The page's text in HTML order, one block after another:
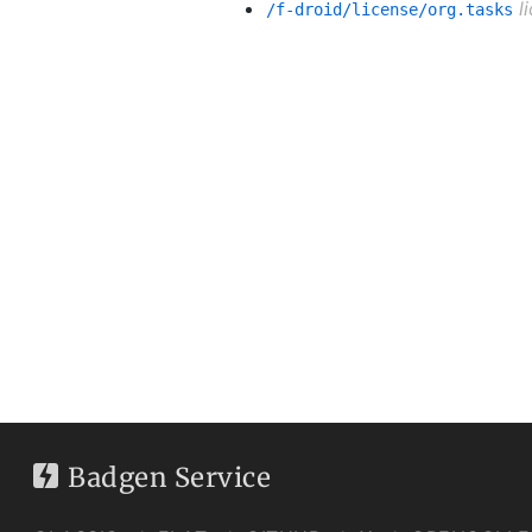
/f-droid/license/org.tasks
Badgen Service